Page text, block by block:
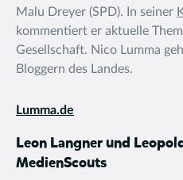
Malu Dreyer (SPD). In seiner
kommentiert er aktuelle
Gesellschaft. Nico Lumma
Bloggern des Landes.
Lumma.de
Leon Langner und
MedienScouts